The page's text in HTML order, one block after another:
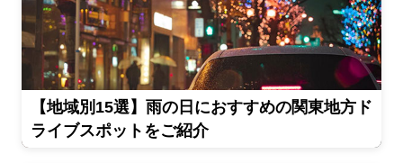
【地域別15選】雨の日におすすめの関東地方ド
ライブスポットをご紹介